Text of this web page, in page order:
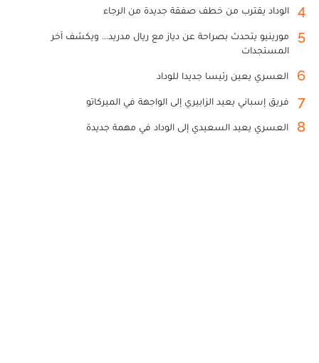
4 الوداد يقترب من خطف صفقة جديدة من الرجاء
5
مورينيو يتحدث بصراحة عن دياز مع ريال مدريد... ويكشف آخر
المستجدات
6 العسري يعين رئيسا جديدا للوداد
7 فريق إسباني يعيد الزابيري إلى الواجهة في الميركاتو
8 العسري يعيد السعيدي إلى الوداد في مهمة جديدة